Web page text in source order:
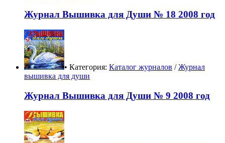
Журнал Вышивка для Души № 18 2008 год
• Категория: Каталог журналов /Журнал
вышивка для души
Журнал Вышивка для Души № 9 2008 год